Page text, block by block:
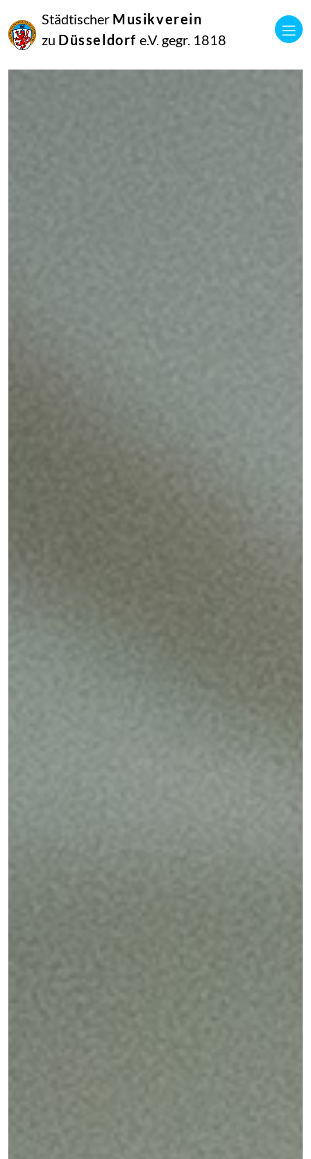
Städtischer Musikverein
zu Düsseldorf e.V. gegr. 1818